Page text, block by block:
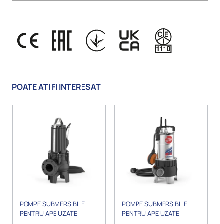
POATE ATI FI INTERESAT
POMPE SUBMERSIBILE
PENTRU APE UZATE
POMPE SUBMERSIBILE
PENTRU APE UZATE